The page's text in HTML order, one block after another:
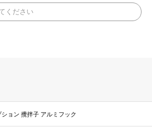
ョン 攪拌子 アルミフック